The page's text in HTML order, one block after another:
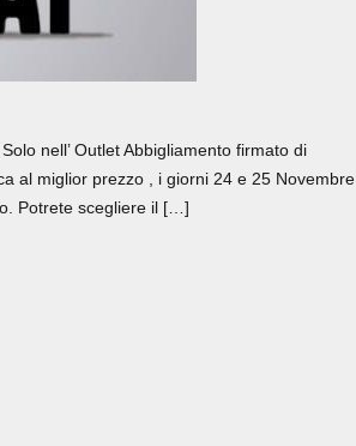
nell’ Outlet Abbigliamento firmato di
al miglior prezzo , i giorni 24 e 25 Novembre
Potrete scegliere il […]